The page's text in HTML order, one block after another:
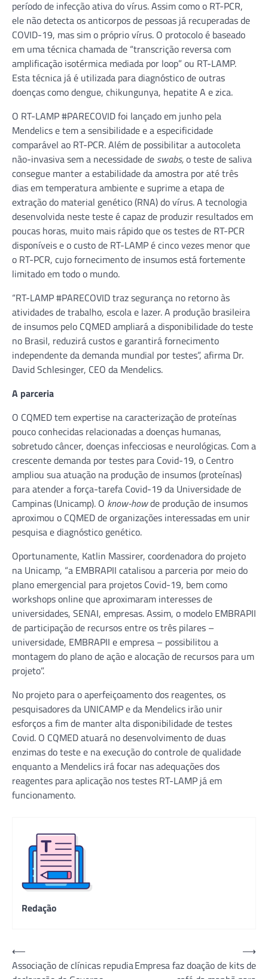
período de infecção ativa do vírus. Assim como o RT-PCR,
ele não detecta os anticorpos de pessoas já recuperadas de
COVID-19, mas sim o próprio vírus. O protocolo é baseado
em uma técnica chamada de “transcrição reversa com
amplificação isotérmica mediada por loop” ou RT-LAMP.
Esta técnica já é utilizada para diagnóstico de outras
doenças como dengue, chikungunya, hepatite A e zica.
O RT-LAMP #PARECOVID foi lançado em junho pela
Mendelics e tem a sensibilidade e a especificidade
comparável ao RT-PCR. Além de possibilitar a autocoleta
não-invasiva sem a necessidade de swabs,o teste de saliva
consegue manter a estabilidade da amostra por até três
dias em temperatura ambiente e suprime a etapa de
extração do material genético (RNA) do vírus. A tecnologia
desenvolvida neste teste é capaz de produzir resultados em
poucas horas, muito mais rápido que os testes de RT-PCR
disponíveis e o custo de RT-LAMP é cinco vezes menor que
o RT-PCR, cujo fornecimento de insumos está fortemente
limitado em todo o mundo.
“RT-LAMP #PARECOVID traz segurança no retorno às
atividades de trabalho, escola e lazer. A produção brasileira
de insumos pelo CQMED ampliará a disponibilidade do teste
no Brasil, reduzirá custos e garantirá fornecimento
independente da demanda mundial por testes”, afirma Dr.
David Schlesinger, CEO da Mendelics.
A parceria
O CQMED tem expertise na caracterização de proteínas
pouco conhecidas relacionadas a doenças humanas,
sobretudo câncer, doenças infecciosas e neurológicas. Com a
crescente demanda por testes para Covid-19, o Centro
ampliou sua atuação na produção de insumos (proteínas)
para atender a força-tarefa Covid-19 da Universidade de
Campinas (Unicamp). O know-howde produção de insumos
aproximou o CQMED de organizações interessadas em unir
pesquisa e diagnóstico genético.
Oportunamente, Katlin Massirer, coordenadora do projeto
na Unicamp, “a EMBRAPII catalisou a parceria por meio do
plano emergencial para projetos Covid-19, bem como
workshops online que aproximaram interesses de
universidades, SENAI, empresas. Assim, o modelo EMBRAPII
de participação de recursos entre os três pilares –
universidade, EMBRAPII e empresa – possibilitou a
montagem do plano de ação e alocação de recursos para um
projeto”.
No projeto para o aperfeiçoamento dos reagentes, os
pesquisadores da UNICAMP e da Mendelics irão unir
esforços a fim de manter alta disponibilidade de testes
Covid. O CQMED atuará no desenvolvimento de duas
enzimas do teste e na execução do controle de qualidade
enquanto a Mendelics irá focar nas adequações dos
reagentes para aplicação nos testes RT-LAMP já em
funcionamento.
Redação
Navegação
de
⟵
Associação de clínicas repudiaEmpresa faz doação de kits de
⟶